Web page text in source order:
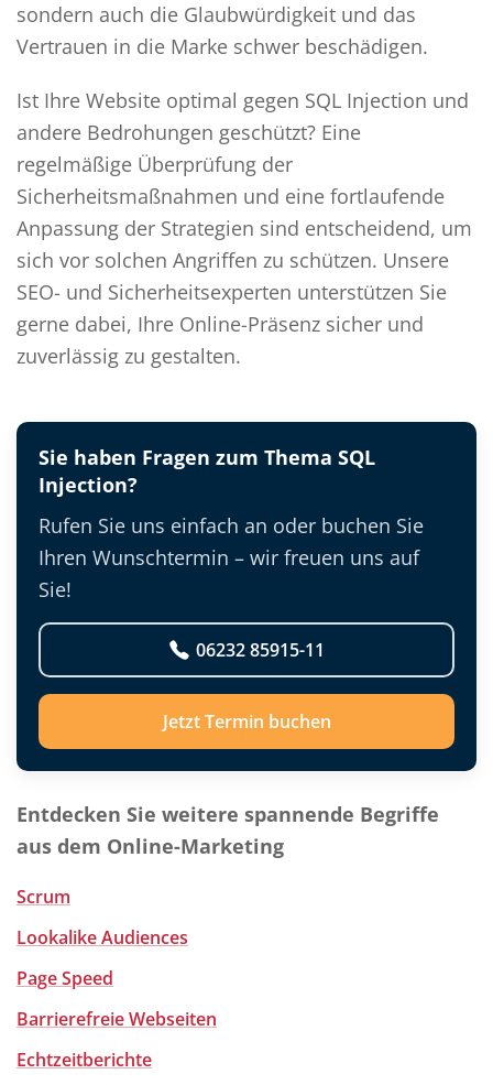
sondern auch die Glaubwürdigkeit und das
Vertrauen in die Marke schwer beschädigen.
Ist Ihre Website optimal gegen SQL Injection und
andere Bedrohungen geschützt? Eine
regelmäßige Überprüfung der
Sicherheitsmaßnahmen und eine fortlaufende
Anpassung der Strategien sind entscheidend, um
sich vor solchen Angriffen zu schützen. Unsere
SEO- und Sicherheitsexperten unterstützen Sie
gerne dabei, Ihre Online-Präsenz sicher und
zuverlässig zu gestalten.
Sie haben Fragen zum Thema SQL
Injection?
Rufen Sie uns einfach an oder buchen Sie
Ihren Wunschtermin – wir freuen uns auf
Sie!
06232 85915-11
Jetzt Termin buchen
Entdecken Sie weitere spannende Begriffe
aus dem Online-Marketing
Scrum
Lookalike Audiences
Page Speed
Barrierefreie Webseiten
Echtzeitberichte